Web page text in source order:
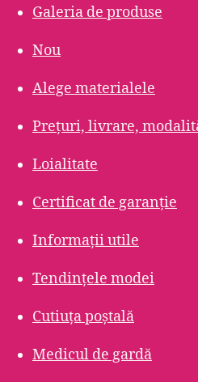
Galeria de produse
Nou
Alege materialele
Prețuri, livrare,
Loialitate
Certificat de garanție
Informații utile
Tendințele modei
Cutiuța poștală
Medicul de gardă